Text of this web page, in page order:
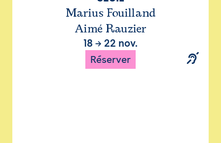
Marius Fouilland
Aimé Rauzier
18 → 22 nov.
Réserver